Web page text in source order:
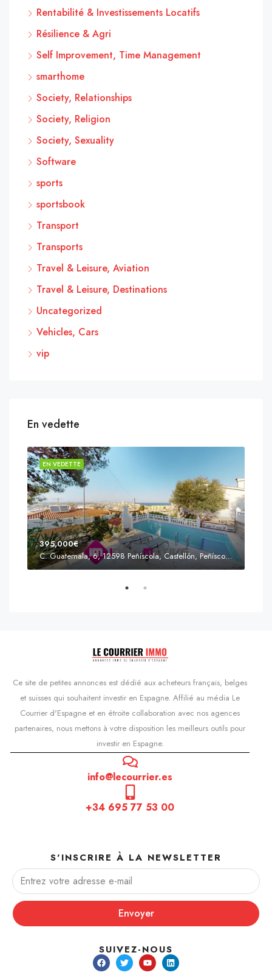
Rentabilité & Investissements Locatifs
Résilience & Agri
Self Improvement, Time Management
smarthome
Society, Relationships
Society, Religion
Society, Sexuality
Software
sports
sportsbook
Transport
Transports
Travel & Leisure, Aviation
Travel & Leisure, Destinations
Uncategorized
Vehicles, Cars
vip
En vedette
EN VEDETTE
395,000€
C. Guatemala, 6, 12598 Peñíscola, Castellón, Peñíscola, Communauté valencienne
Ce site de petites annonces est dédié aux acheteurs français, belges
et suisses qui souhaitent investir en Espagne. Affilié au média Le
Courrier d'Espagne et en étroite collaboration avec nos agences
partenaires, nous mettons à votre disposition les meilleurs outils pour
investir en Espagne.
info@lecourrier.es
+34 695 77 53 00
S'INSCRIRE À LA NEWSLETTER
Envoyer
SUIVEZ-NOUS